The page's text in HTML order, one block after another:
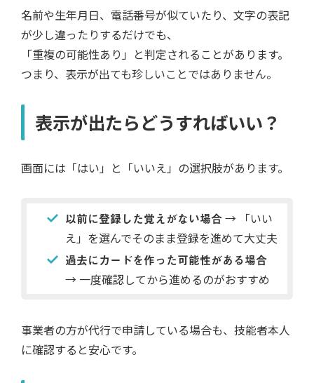
名前や生年月日、電話番号が似ていたり、文字の表記
が少し違ったりするだけでも、
「重複の可能性あり」と判定されることがあります。
つまり、表示が出ても珍しいことではありません。
表示が出たらどうすればいい？
画面には「はい」と「いいえ」の選択肢があります。
以前に登録した覚えがない場合→ 「いい
え」を選んでそのまま登録を進めて大丈夫
過去にカードを作った可能性がある場合
→ 一度確認してから進めるのがおすすめ
事業者の方が代行で申請している場合も、技能者本人
に確認すると安心です。